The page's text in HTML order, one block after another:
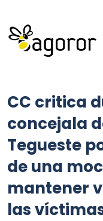
CC critica
concejala
Tegueste
de una
mantener
las